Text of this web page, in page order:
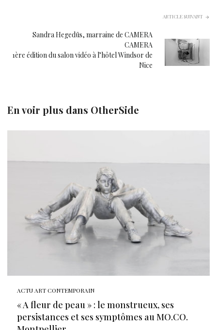
ARTICLE SUIVANT
Sandra Hegedüs, marraine de CAMERA
CAMERA
1ère édition du salon vidéo à l’hôtel Windsor de
Nice
En voir plus dans OtherSide
ACTU ART CONTEMPORAIN
« A fleur de peau » : le monstrueux, ses
persistances et ses symptômes au MO.CO.